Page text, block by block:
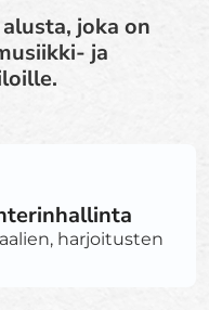
joka on
ja
harjoitusten